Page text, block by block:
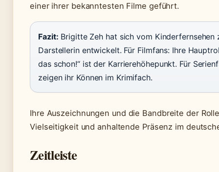
einer ihrer bekanntesten Filme geführt.
Fazit: Brigitte Zeh hat sich vom
Darstellerin entwickelt. Für Filmfans: Ihre
das schon!“ ist der Karrierehöhepunkt. Für
zeigen ihr Können im Krimifach.
Ihre Auszeichnungen und die Bandbreite der
Vielseitigkeit und anhaltende Präsenz im
Zeitleiste